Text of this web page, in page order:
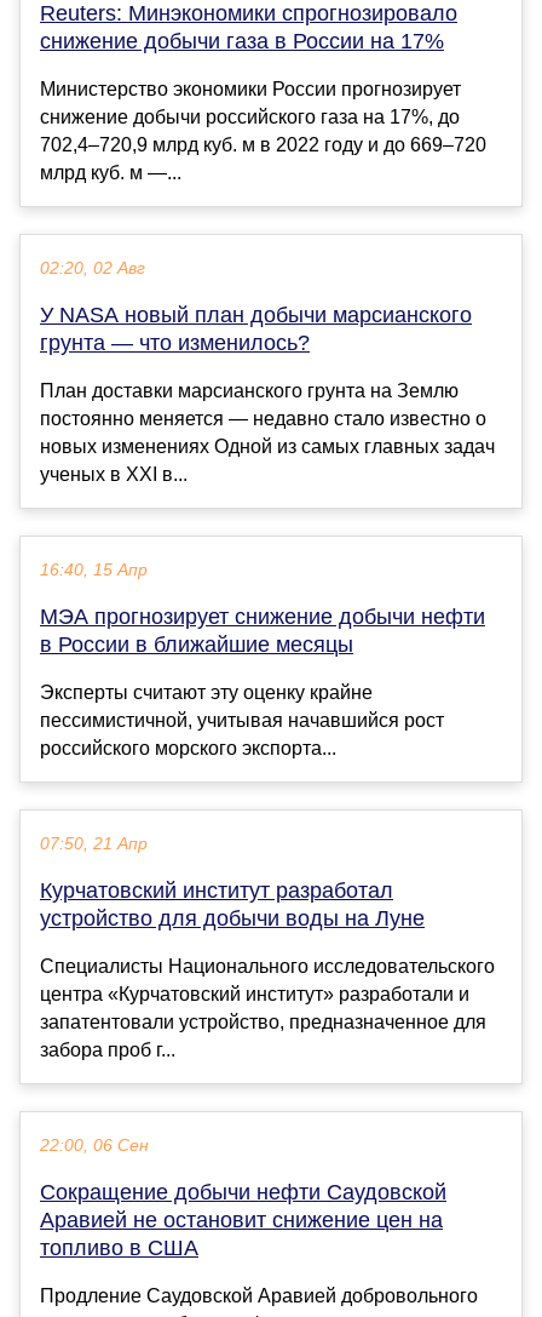
Reuters: Минэкономики спрогнозировало
снижение добычи газа в России на 17%
Министерство экономики России прогнозирует
снижение добычи российского газа на 17%, до
702,4–720,9 млрд куб. м в 2022 году и до 669–720
млрд куб. м —...
02:20, 02 Авг
У NASA новый план добычи марсианского
грунта — что изменилось?
План доставки марсианского грунта на Землю
постоянно меняется — недавно стало известно о
новых изменениях Одной из самых главных задач
ученых в XXI в...
16:40, 15 Апр
МЭА прогнозирует снижение добычи нефти
в России в ближайшие месяцы
Эксперты считают эту оценку крайне
пессимистичной, учитывая начавшийся рост
российского морского экспорта...
07:50, 21 Апр
Курчатовский институт разработал
устройство для добычи воды на Луне
Специалисты Национального исследовательского
центра «Курчатовский институт» разработали и
запатентовали устройство, предназначенное для
забора проб г...
22:00, 06 Сен
Сокращение добычи нефти Саудовской
Аравией не остановит снижение цен на
топливо в США
Продление Саудовской Аравией добровольного